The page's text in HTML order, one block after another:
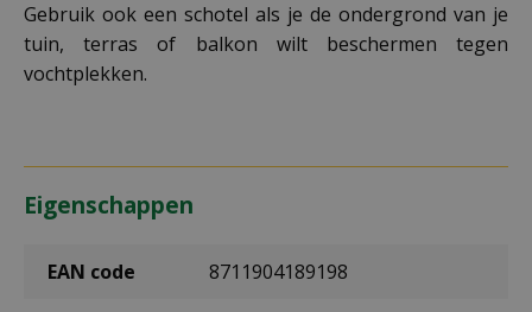
Gebruik ook een schotel als je de ondergrond van je
tuin, terras of balkon wilt beschermen tegen
vochtplekken.
Eigenschappen
EAN code 8711904189198